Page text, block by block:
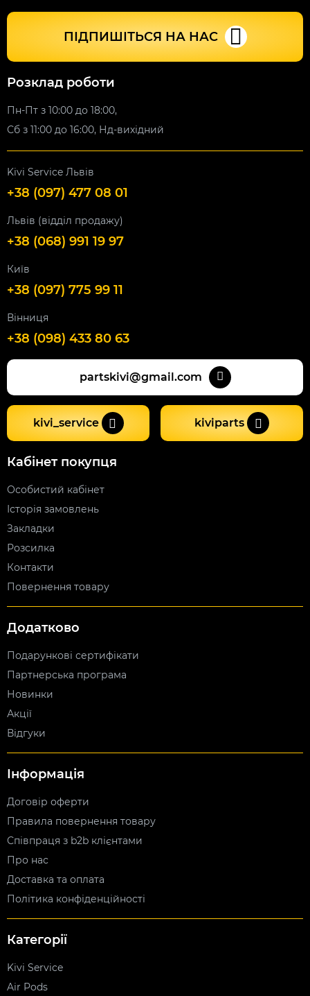
ПІДПИШІТЬСЯ НА НАС
Розклад роботи
Пн-Пт з 10:00 до 18:00,
Сб з 11:00 до 16:00, Нд-вихідний
Kivi Service Львів
+38 (097) 477 08 01
Львів (відділ продажу)
+38 (068) 991 19 97
Київ
+38 (097) 775 99 11
Вінниця
+38 (098) 433 80 63
partskivi@gmail.com
kivi_service kiviparts
Кабінет покупця
Особистий кабінет
Історія замовлень
Закладки
Розсилка
Контакти
Повернення товару
Додатково
Подарункові сертифікати
Партнерська програма
Новинки
Акції
Відгуки
Інформація
Договір оферти
Правила повернення товару
Співпраця з b2b клієнтами
Про нас
Доставка та оплата
Політика конфіденційності
Категорії
Kivi Service
Air Pods